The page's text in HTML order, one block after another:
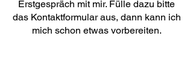
Erstgespräch mit mir. Fülle dazu bitte
das Kontaktformular aus, dann kann ich
mich schon etwas vorbereiten.